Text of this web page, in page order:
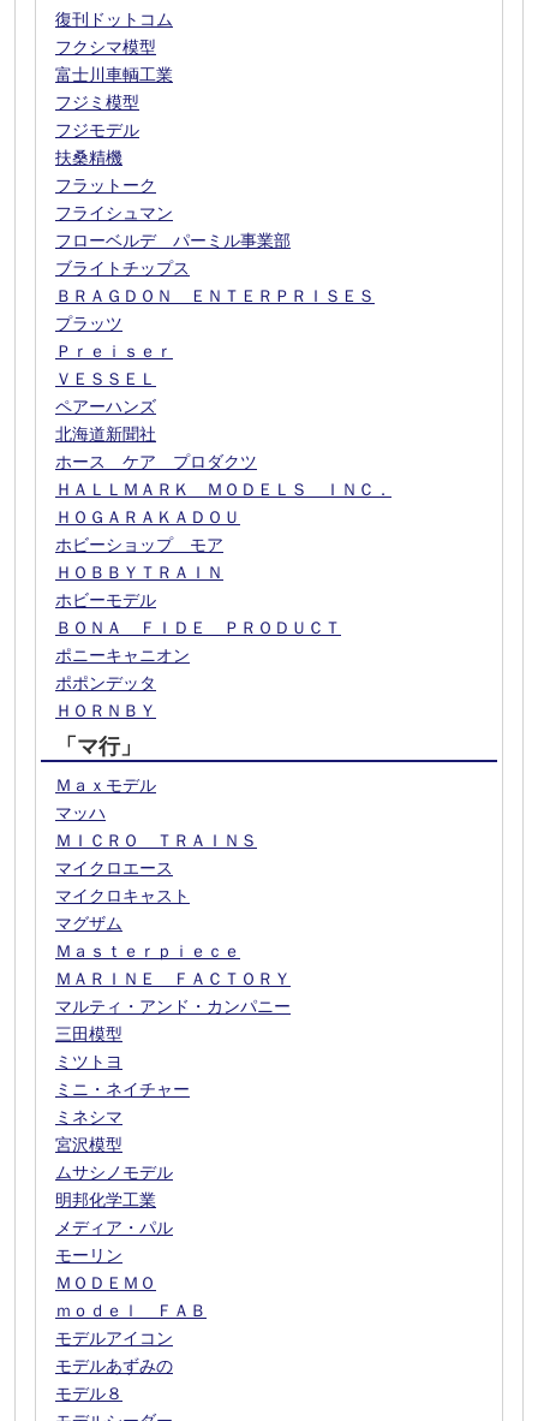
復刊ドットコム
フクシマ模型
富士川車輌工業
フジミ模型
フジモデル
扶桑精機
フラットーク
フライシュマン
フローベルデ パーミル事業部
ブライトチップス
ＢＲＡＧＤＯＮ ＥＮＴＥＲＰＲＩＳＥＳ
プラッツ
Ｐｒｅｉｓｅｒ
ＶＥＳＳＥＬ
ペアーハンズ
北海道新聞社
ホース ケア プロダクツ
ＨＡＬＬＭＡＲＫ ＭＯＤＥＬＳ ＩＮＣ．
ＨＯＧＡＲＡＫＡＤＯＵ
ホビーショップ モア
ＨＯＢＢＹＴＲＡＩＮ
ホビーモデル
ＢＯＮＡ ＦＩＤＥ ＰＲＯＤＵＣＴ
ポニーキャニオン
ポポンデッタ
ＨＯＲＮＢＹ
「マ行」
Ｍａｘモデル
マッハ
ＭＩＣＲＯ ＴＲＡＩＮＳ
マイクロエース
マイクロキャスト
マグザム
Ｍａｓｔｅｒｐｉｅｃｅ
ＭＡＲＩＮＥ ＦＡＣＴＯＲＹ
マルティ・アンド・カンパニー
三田模型
ミツトヨ
ミニ・ネイチャー
ミネシマ
宮沢模型
ムサシノモデル
明邦化学工業
メディア・パル
モーリン
ＭＯＤＥＭＯ
ｍｏｄｅｌ ＦＡＢ
モデルアイコン
モデルあずみの
モデル８